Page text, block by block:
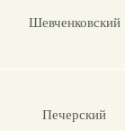
Шевченковский
Печерский